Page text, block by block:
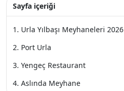
Sayfa içeriği
Urla Yılbaşı Meyhaneleri 2026
Port Urla
Yengeç Restaurant
Aslında Meyhane